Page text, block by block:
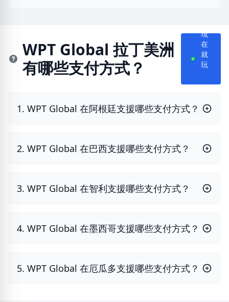
WPT Global 拉丁美洲
有哪些支付方式？
現
在
就
玩
1. WPT Global 在阿根廷支援哪些支付方式？
2. WPT Global 在巴西支援哪些支付方式？
3. WPT Global 在智利支援哪些支付方式？
4. WPT Global 在墨西哥支援哪些支付方式？
5. WPT Global 在厄瓜多支援哪些支付方式？